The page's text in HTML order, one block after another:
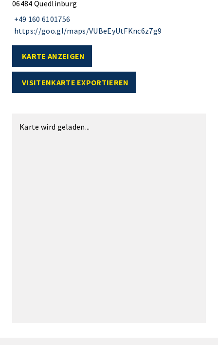
06484 Quedlinburg
+49 160 6101756
https://goo.gl/maps/VUBeEyUtFKnc6z7g9
KARTE ANZEIGEN
VISITENKARTE EXPORTIEREN
Karte wird geladen...